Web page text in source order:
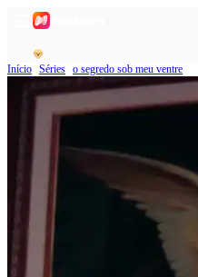
Início Séries o segredo sob meu ventre